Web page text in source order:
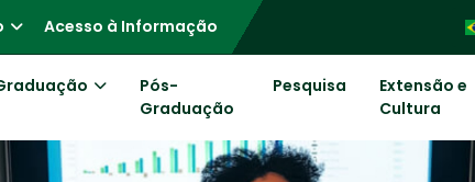
Acesso à Informação
Pós-
Graduação
Pesquisa
Extensão e
Cultura